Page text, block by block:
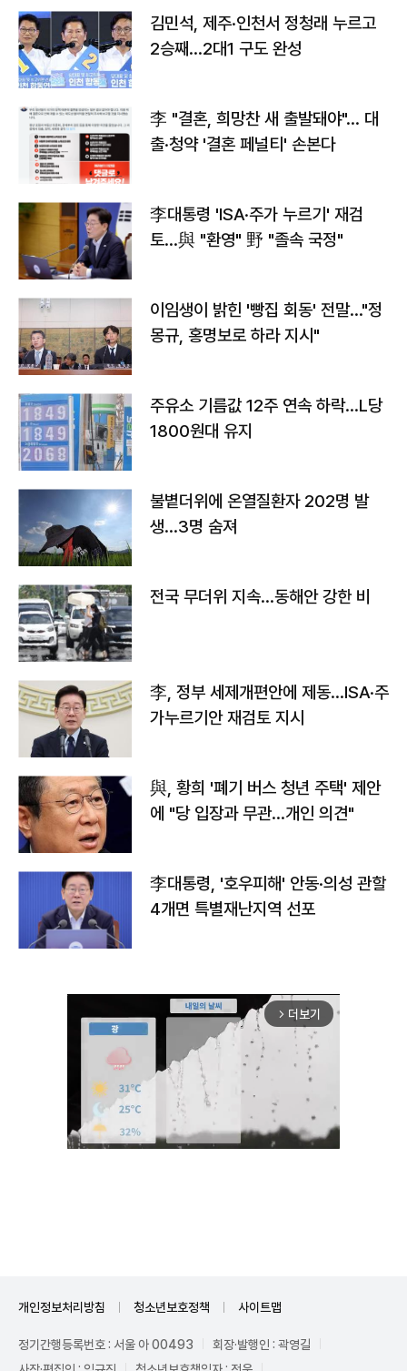
김민석, 제주·인천서 정청래 누르고
2승째…2대1 구도 완성
李 "결혼, 희망찬 새 출발돼야"… 대
출·청약 '결혼 페널티' 손본다
李대통령 'ISA·주가 누르기' 재검
토…與 "환영" 野 "졸속 국정"
이임생이 밝힌 '빵집 회동' 전말…"정
몽규, 홍명보로 하라 지시"
주유소 기름값 12주 연속 하락…L당
1800원대 유지
불볕더위에 온열질환자 202명 발
생…3명 숨져
전국 무더위 지속…동해안 강한 비
李, 정부 세제개편안에 제동…ISA·주
가누르기안 재검토 지시
與, 황희 '폐기 버스 청년 주택' 제안
에 "당 입장과 무관…개인 의견"
李대통령, '호우피해' 안동·의성 관할
4개면 특별재난지역 선포
arrow_forward_ios 더보기
개인정보처리방침 청소년보호정책 사이트맵
정기간행등록번호 : 서울 아 00493
회장·발행인 : 곽영길